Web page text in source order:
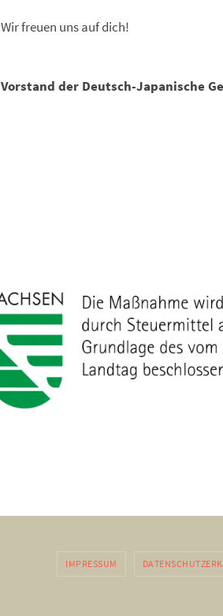
Wir freuen uns auf dich!
Vorstand der Deutsch-Japanische
IMPRESSUM